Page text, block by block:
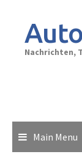
content
Nachrichten,
Main Menu